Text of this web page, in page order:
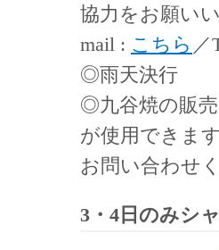
協力をお願い
mail : こちら ／
◎雨天決行
◎九谷焼の販
が使用できま
お問い合わせ
3・4日のみシ